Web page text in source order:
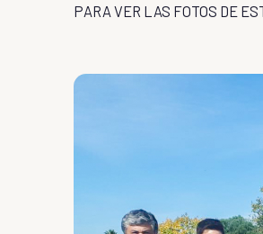
PARA VER LAS FOTOS DE